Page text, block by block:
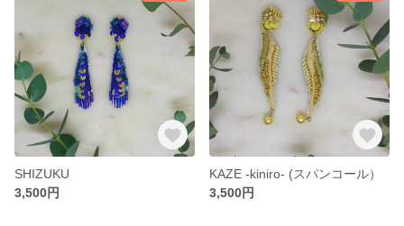
SHIZUKU
3,500円
KAZE -kiniro- (スパンコール）
3,500円